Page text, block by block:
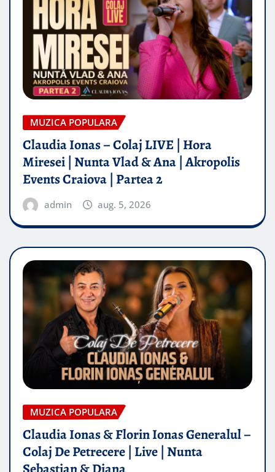
MUZICA POPULARA
Claudia Ionas – Colaj LIVE | Hora
Miresei | Nunta Vlad & Ana | Akropolis
Events Craiova | Partea 2
admin aug. 5, 2026
MUZICA POPULARA
Claudia Ionas & Florin Ionas Generalul –
Colaj De Petrecere | Live | Nunta